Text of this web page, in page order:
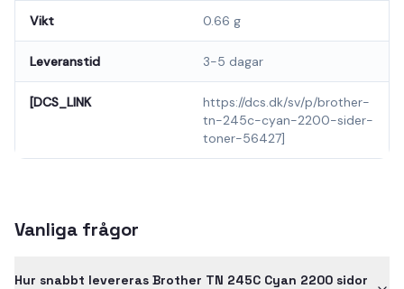
Vikt 0.66 g
Leveranstid 3-5 dagar
[DCS_LINK
https://dcs.dk/sv/p/brother-
tn-245c-cyan-2200-sider-
toner-56427]
Vanliga frågor
Hur snabbt levereras Brother TN 245C Cyan 2200 sidor